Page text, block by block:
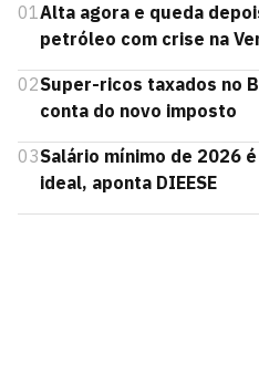
01Alta agora e queda
petróleo com crise na
02Super-ricos taxados no
conta do novo imposto
03Salário mínimo de 2026
ideal, aponta DIEESE